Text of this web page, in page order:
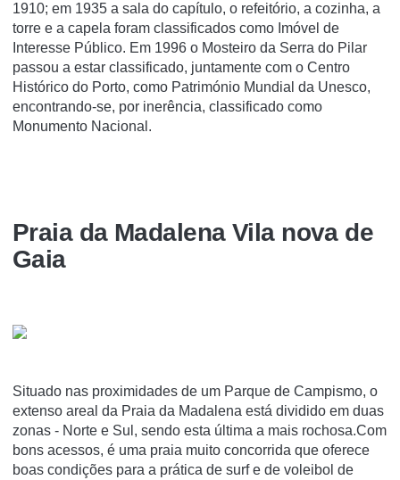
1910; em 1935 a sala do capí­tulo, o refeitório, a cozinha, a
torre e a capela foram classificados como Imóvel de
Interesse Público. Em 1996 o Mosteiro da Serra do Pilar
passou a estar classificado, juntamente com o Centro
Histórico do Porto, como Património Mundial da Unesco,
encontrando-se, por inerência, classificado como
Monumento Nacional.
Praia da Madalena Vila nova de
Gaia
Situado nas proximidades de um Parque de Campismo, o
extenso areal da Praia da Madalena está dividido em duas
zonas - Norte e Sul, sendo esta última a mais rochosa.Com
bons acessos, é uma praia muito concorrida que oferece
boas condições para a prática de surf e de voleibol de